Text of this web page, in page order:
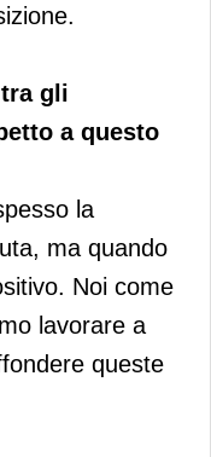
gli
a questo
la
ma quando
Noi come
lavorare a
queste